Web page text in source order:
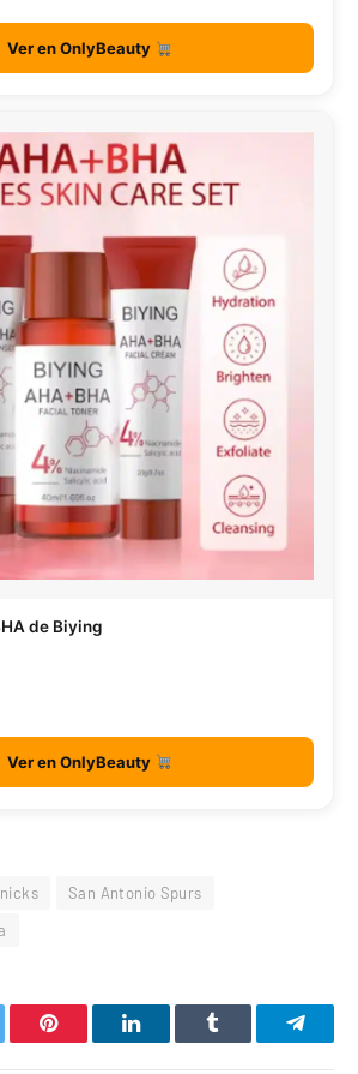
Ver en OnlyBeauty
de Biying
Ver en OnlyBeauty
San Antonio Spurs
Pinterest LinkedInTumblr